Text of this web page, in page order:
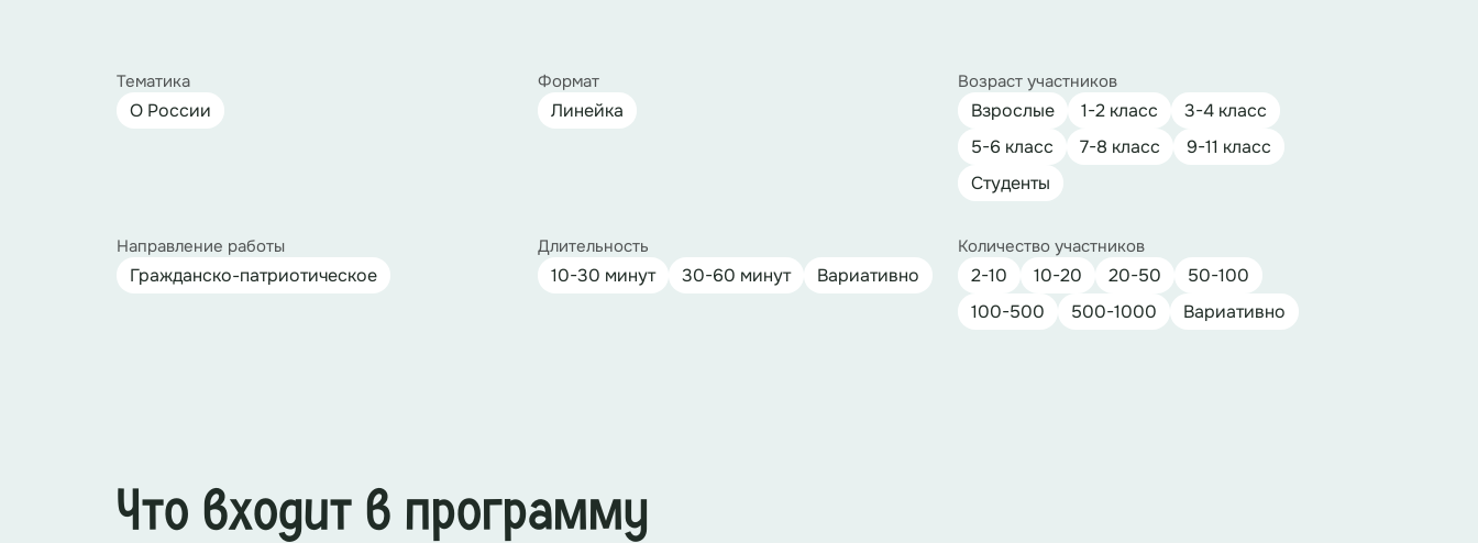
Тематика
О России
Формат
Линейка
Возраст участников
Взрослые 1-2 класс
3-4 класс
5-6 класс
7-8 класс
9-11 класс
Студенты
Направление работы
Гражданско-патриотическое
Длительность
10-30 минут 30-60 минут Вариативно
Количество участников
2-10 10-20 20-50
50-100
100-500
500-1000 Вариативно
Что входит в программу